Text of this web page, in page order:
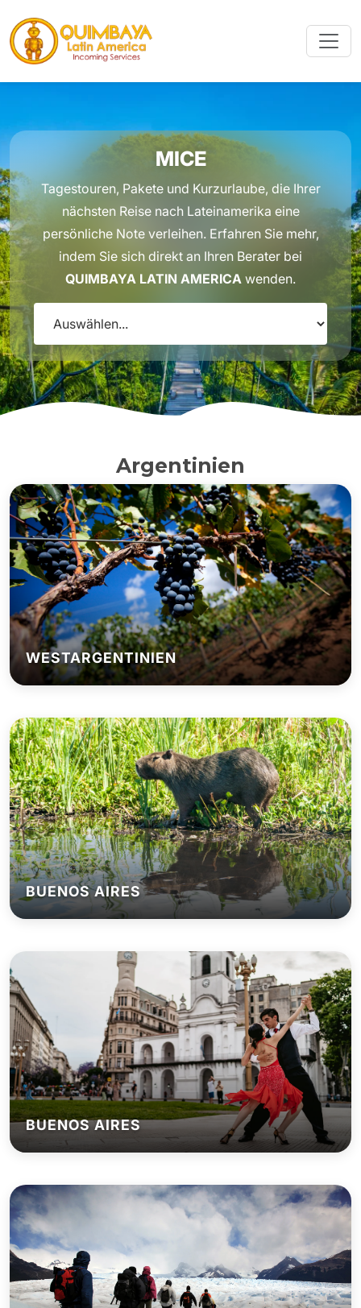
MICE
Tagestouren, Pakete und Kurzurlaube, die Ihrer
nächsten Reise nach Lateinamerika eine
persönliche Note verleihen. Erfahren Sie mehr,
indem Sie sich direkt an Ihren Berater bei
QUIMBAYA LATIN AMERICA wenden.
Argentinien
WESTARGENTINIEN
BUENOS AIRES
BUENOS AIRES